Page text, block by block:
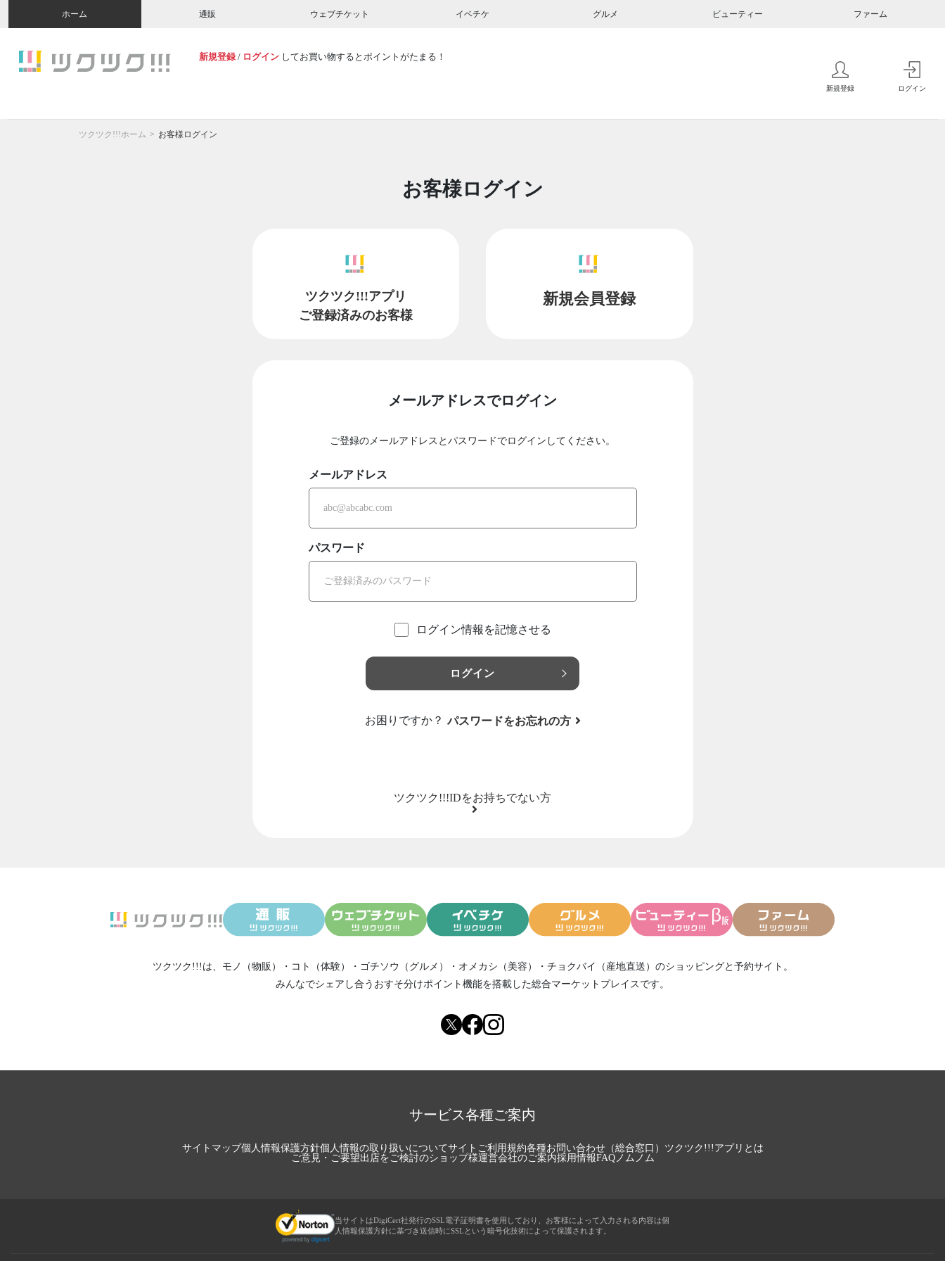
ホーム 通販 ウェブチケット イベチケ グルメ ビューティー ファーム
新規登録 / ログイン してお買い物するとポイントがたまる！
新規登録 ログイン
ツクツク!!!ホーム お客様ログイン
お客様ログイン
ツクツク!!!アプリ
ご登録済みのお客様
新規会員登録
メールアドレスでログイン
ご登録のメールアドレスとパスワードでログインしてください。
メールアドレス
パスワード
ログイン情報を記憶させる
ログイン
お困りですか？ パスワードをお忘れの方
ツクツク!!!IDをお持ちでない方
ツクツク!!!は、 モノ（物販） ・ コト（体験） ・ ゴチソウ（グルメ） ・ オメカシ（美容） ・ チョクバイ（産地直送） のショッピングと予約サイト。
みんなでシェアし合う おすそ分けポイント機能を搭載した総合マーケットプレイスです。
サービス各種ご案内
サイトマップ個人情報保護方針個人情報の取り扱いについてサイトご利用規約各種お問い合わせ（総合窓口） ツクツク!!!アプリとは
ご意見・ご要望出店をご検討のショップ様運営会社のご案内採用情報FAQノムノム
当サイトはDigiCert社発行のSSL電子証明書を使用しており、お客様によって入力される内容は個
人情報保護方針に基づき送信時にSSLという暗号化技術によって保護されます。